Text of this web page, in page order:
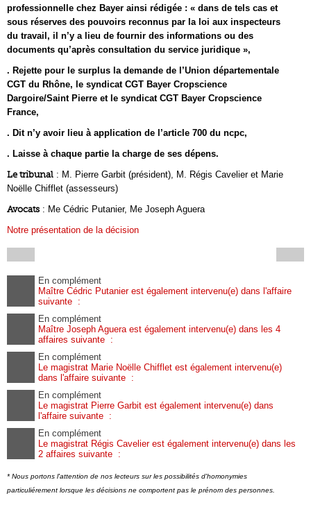
professionnelle chez Bayer ainsi rédigée : « dans de tels cas et
sous réserves des pouvoirs reconnus par la loi aux inspecteurs
du travail, il n’y a lieu de fournir des informations ou des
documents qu’après consultation du service juridique »,
. Rejette pour le surplus la demande de l’Union départementale
CGT du Rhône, le syndicat CGT Bayer Cropscience
Dargoire/Saint Pierre et le syndicat CGT Bayer Cropscience
France,
. Dit n’y avoir lieu à application de l’article 700 du ncpc,
. Laisse à chaque partie la charge de ses dépens.
Le tribunal : M. Pierre Garbit (président), M. Régis Cavelier et Marie
Noëlle Chifflet (assesseurs)
Avocats : Me Cédric Putanier, Me Joseph Aguera
Notre présentation de la décision
En complément
Maître Cédric Putanier est également intervenu(e) dans l'affaire
suivante :
En complément
Maître Joseph Aguera est également intervenu(e) dans les 4
affaires suivante :
En complément
Le magistrat Marie Noëlle Chifflet est également intervenu(e)
dans l'affaire suivante :
En complément
Le magistrat Pierre Garbit est également intervenu(e) dans
l'affaire suivante :
En complément
Le magistrat Régis Cavelier est également intervenu(e) dans les
2 affaires suivante :
* Nous portons l'attention de nos lecteurs sur les possibilités d'homonymies
particuliérement lorsque les décisions ne comportent pas le prénom des personnes.